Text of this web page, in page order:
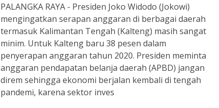
PALANGKA RAYA - Presiden Joko Widodo (Jokowi)
mengingatkan serapan anggaran di berbagai daerah
termasuk Kalimantan Tengah (Kalteng) masih sangat
minim. Untuk Kalteng baru 38 pesen dalam
penyerapan anggaran tahun 2020. Presiden meminta
anggaran pendapatan belanja daerah (APBD) jangan
direm sehingga ekonomi berjalan kembali di tengah
pandemi, karena sektor inves